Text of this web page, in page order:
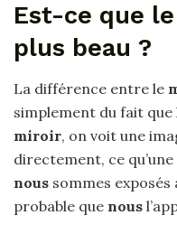
Est-ce que
plus beau ?
La différence entre le
simplement du fait que
miroir, on voit une
directement, ce
nous sommes exposés
probable que nous